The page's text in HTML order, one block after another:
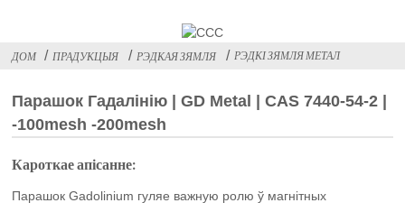
ДОМ ПРАДУКЦЫЯ РЭДКАЯ ЗЯМЛЯ РЭДКІ ЗЯМЛЯ МЕТАЛ
Парашок Гадалінію | GD Metal | CAS 7440-54-2 |
-100mesh -200mesh
Кароткае апісанне:
Парашок Gadolinium гуляе важную ролю ў магнітных